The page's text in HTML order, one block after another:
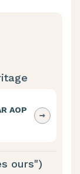
AOP
ours")